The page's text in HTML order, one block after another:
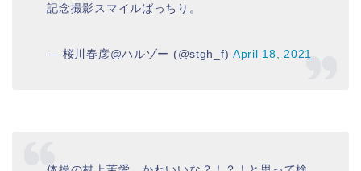
記念撮影スマイルばっちり。
— 桜川春彦@ハルゾー (@stgh_f)April 18, 2021